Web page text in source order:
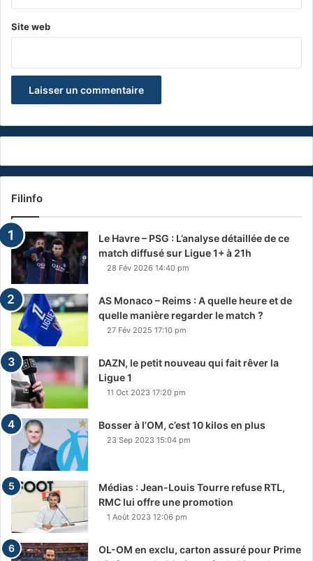
Site web
Filinfo
Le Havre – PSG : L’analyse détaillée de ce
match diffusé sur Ligue 1+ à 21h
28 Fév 2026 14:40 pm
AS Monaco – Reims : A quelle heure et de
quelle manière regarder le match ?
27 Fév 2025 17:10 pm
DAZN, le petit nouveau qui fait rêver la
Ligue 1
11 Oct 2023 17:20 pm
Bosser à l’OM, c’est 10 kilos en plus
23 Sep 2023 15:04 pm
Médias : Jean-Louis Tourre refuse RTL,
RMC lui offre une promotion
1 Août 2023 12:06 pm
OL-OM en exclu, carton assuré pour Prime